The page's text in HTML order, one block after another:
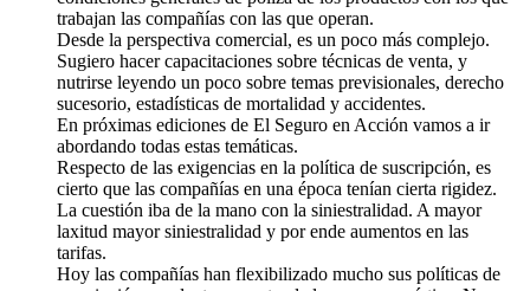
trabajan las compañías con las que operan.
Desde la perspectiva comercial, es un poco más complejo.
Sugiero hacer capacitaciones sobre técnicas de venta, y
nutrirse leyendo un poco sobre temas previsionales, derecho
sucesorio, estadísticas de mortalidad y accidentes.
En próximas ediciones de El Seguro en Acción vamos a ir
abordando todas estas temáticas.
Respecto de las exigencias en la política de suscripción, es
cierto que las compañías en una época tenían cierta rigidez.
La cuestión iba de la mano con la siniestralidad. A mayor
laxitud mayor siniestralidad y por ende aumentos en las
tarifas.
Hoy las compañías han flexibilizado mucho sus políticas de